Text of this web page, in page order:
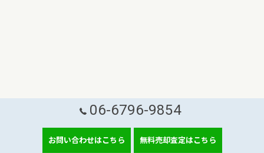
06-6796-9854
お問い合わせはこちら 無料売却査定はこちら